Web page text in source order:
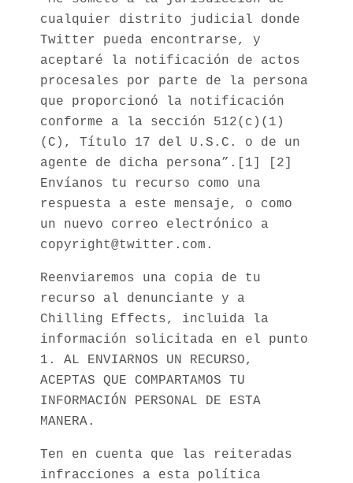
cualquier distrito judicial donde
Twitter pueda encontrarse, y
aceptaré la notificación de actos
procesales por parte de la persona
que proporcionó la notificación
conforme a la sección 512(c)(1)
(C), Título 17 del U.S.C. o de un
agente de dicha persona”.[1] [2]
Envíanos tu recurso como una
respuesta a este mensaje, o como
un nuevo correo electrónico a
copyright@twitter.com.
Reenviaremos una copia de tu
recurso al denunciante y a
Chilling Effects, incluida la
información solicitada en el punto
1. AL ENVIARNOS UN RECURSO,
ACEPTAS QUE COMPARTAMOS TU
INFORMACIÓN PERSONAL DE ESTA
MANERA.
Ten en cuenta que las reiteradas
infracciones a esta política